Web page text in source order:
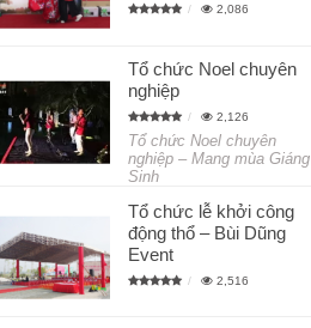
2,086
Tổ chức Noel chuyên
nghiệp
2,126
Tổ chức Noel chuyên
nghiệp – Mang mùa Giáng
Sinh
Tổ chức lễ khởi công
động thổ – Bùi Dũng
Event
2,516